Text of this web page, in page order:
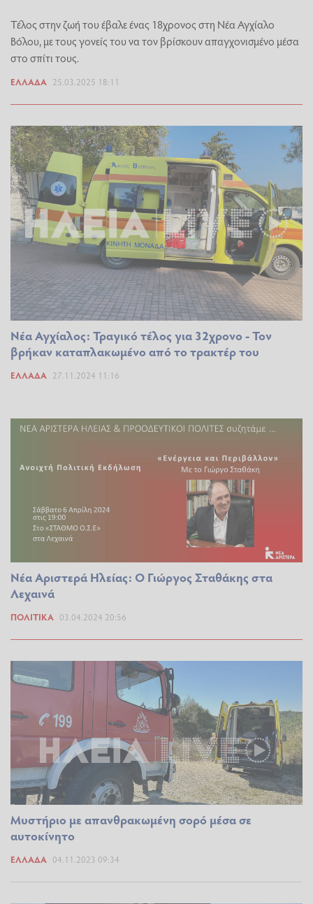
Τέλος στην ζωή του έβαλε ένας 18χρονος στη Νέα Αγχίαλο
Βόλου, με τους γονείς του να τον βρίσκουν απαγχονισμένο μέσα
στο σπίτι τους.
ΕΛΛΆΔΑ 25.03.2025 18:11
Νέα Αγχίαλος: Τραγικό τέλος για 32χρονο - Τον
βρήκαν καταπλακωμένο από το τρακτέρ του
ΕΛΛΆΔΑ 27.11.2024 11:16
Νέα Αριστερά Ηλείας: Ο Γιώργος Σταθάκης στα
Λεχαινά
ΠΟΛΙΤΙΚΆ 03.04.2024 20:56
Μυστήριο με απανθρακωμένη σορό μέσα σε
αυτοκίνητο
ΕΛΛΆΔΑ 04.11.2023 09:34